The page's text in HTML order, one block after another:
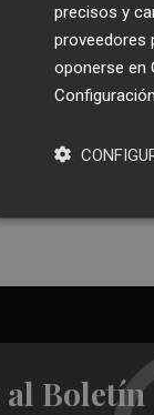
al Boletín
precisos y
proveedores
oponerse en